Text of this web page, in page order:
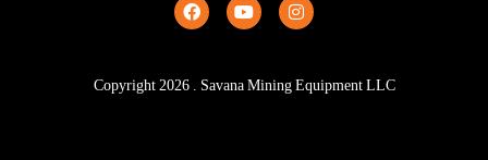
Copyright2026. Savana Mining Equipment LLC